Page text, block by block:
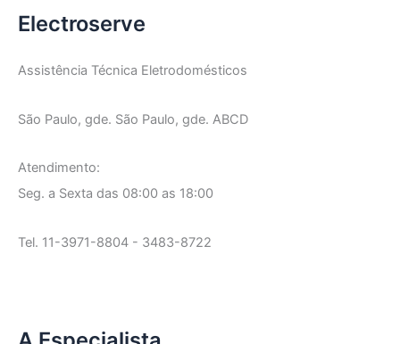
Electroserve
Assistência Técnica Eletrodomésticos
São Paulo, gde. São Paulo, gde. ABCD
Atendimento:
Seg. a Sexta das 08:00 as 18:00
Tel. 11-3971-8804 - 3483-8722